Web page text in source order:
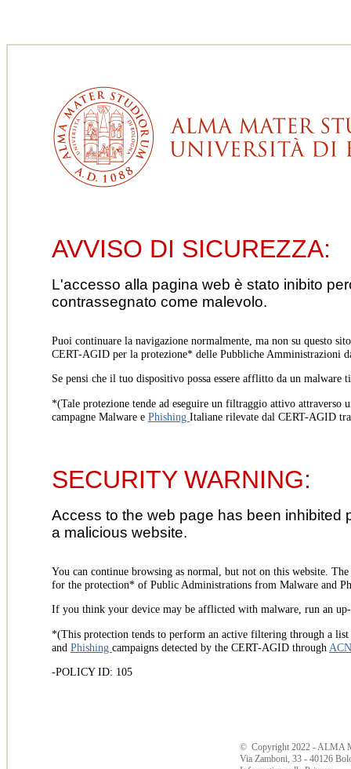
AVVISO DI SICUREZZA:
L'accesso alla pagina web è stato inibito
contrassegnato come malevolo.
Puoi continuare la navigazione normalmente, ma non su questo
CERT-AGID per la protezione* delle Pubbliche Amministrazioni
Se pensi che il tuo dispositivo possa essere afflitto da un
*(Tale protezione tende ad eseguire un filtraggio attivo
campagne Malware e Phishing Italiane rilevate dal CERT-AGID
SECURITY WARNING:
Access to the web page has been
a malicious website.
You can continue browsing as normal, but not on this website.
for the protection* of Public Administrations from Malware and
If you think your device may be afflicted with malware, run an
*(This protection tends to perform an active filtering through a
and Phishing campaigns detected by the CERT-AGID through
-POLICY ID: 105
© Copyright 2022 - ALMA
Via Zamboni, 33 - 40126